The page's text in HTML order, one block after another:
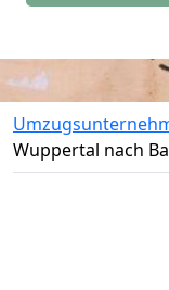
Wuppertal nach